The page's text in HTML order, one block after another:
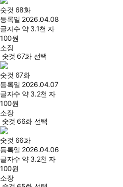
숫것 68화
등록일 2026.04.08
글자수 약 3.1천 자
100원
소장
숫것 67화 선택
숫것 67화
등록일 2026.04.07
글자수 약 3.2천 자
100원
소장
숫것 66화 선택
숫것 66화
등록일 2026.04.06
글자수 약 3.2천 자
100원
소장